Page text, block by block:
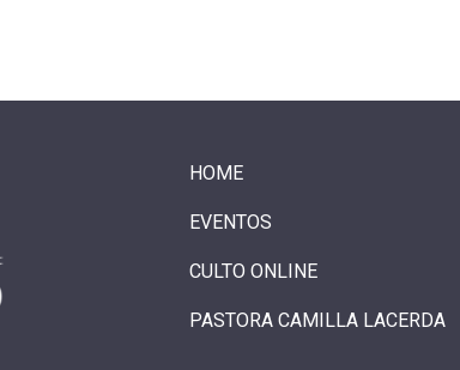
HOME
EVENTOS
CULTO ONLINE
PASTORA CAMILLA LACERDA